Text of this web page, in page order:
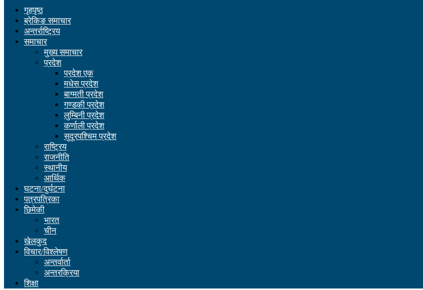
गृहपृष्ठ
ब्रेकिङ समाचार
अन्तर्राष्ट्रिय
समाचार
मुख्य समाचार
प्रदेश
प्रदेश एक
मधेस प्रदेश
बाग्मती प्रदेश
गण्डकी प्रदेश
लुम्बिनी प्रदेश
कर्णाली प्रदेश
सुदूरपश्चिम प्रदेश
राष्ट्रिय
राजनीति
स्थानीय
आर्थिक
घटना/दुर्घटना
पत्रपत्रिका
छिमेकी
भारत
चीन
खेलकुद
विचार/विश्लेषण
अन्तर्वार्ता
अन्तरक्रिया
शिक्षा